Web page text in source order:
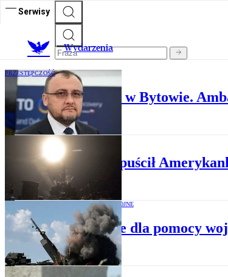
Serwisy
Wydarzenia
PRZESTĘPCZOŚĆ
Śmiertelne pobicie w Bytowie.
Iran wypuścił
KONFLIKTY ZBROJNE
Poparcie dla pomocy
DYPLOMACJA